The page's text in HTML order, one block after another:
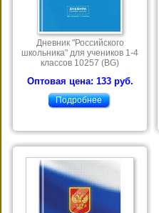
Дневник "Российского
школьника" для учеников 1-4
классов 10257 (BG)
Оптовая цена: 133 руб.
Подробнее